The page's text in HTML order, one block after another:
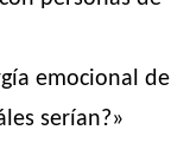
emocional de
serían?»